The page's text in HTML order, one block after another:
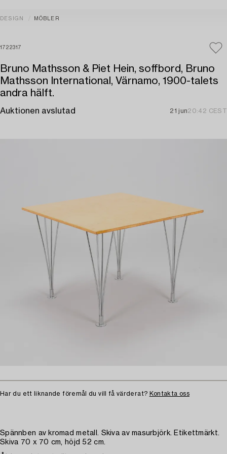
DESIGN MÖBLER
1722317
Bruno Mathsson & Piet Hein, soffbord, Bruno
Mathsson International, Värnamo, 1900-talets
andra hälft.
Auktionen avslutad 21 jun20:42 CEST
Har du ett liknande föremål du vill få värderat? Kontakta oss
Spännben av kromad metall. Skiva av masurbjörk. Etikettmärkt.
Skiva 70 x 70 cm, höjd 52 cm.